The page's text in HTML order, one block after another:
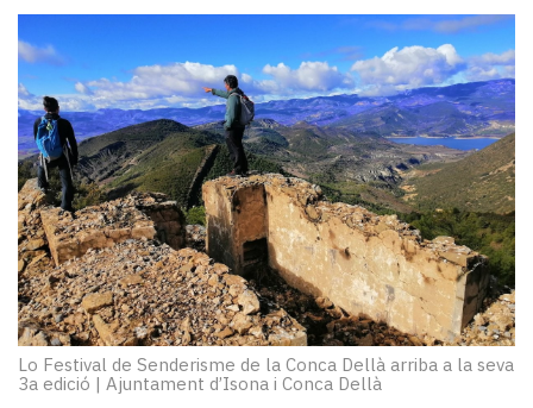
El
temps
Reportatges
Entrevistes
Enquestes
A
escena!
Dis
la
teva!
Subscriptors
La
newsletter
del
Pallars
Lo Festival de Senderisme de la Conca Dellà arriba a la seva
3a edició | Ajuntament d’Isona i Conca Dellà